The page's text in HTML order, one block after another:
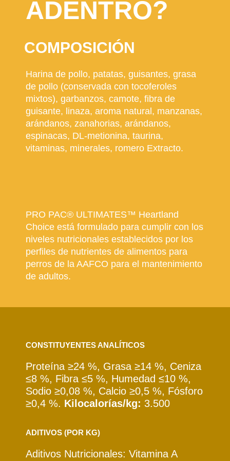
ADENTRO?
COMPOSICIÓN
Harina de pollo, patatas, guisantes, grasa
de pollo (conservada con tocoferoles
mixtos), garbanzos, camote, fibra de
guisante, linaza, aroma natural, manzanas,
arándanos, zanahorias, arándanos,
espinacas, DL-metionina, taurina,
vitaminas, minerales, romero Extracto.
PRO PAC® ULTIMATES™ Heartland
Choice está formulado para cumplir con los
niveles nutricionales establecidos por los
perfiles de nutrientes de alimentos para
perros de la AAFCO para el mantenimiento
de adultos.
CONSTITUYENTES ANALÍTICOS
Proteína ≥24 %, Grasa ≥14 %, Ceniza
≤8 %, Fibra ≤5 %, Humedad ≤10 %,
Sodio ≥0,08 %, Calcio ≥0,5 %, Fósforo
≥0,4 %. Kilocalorías/kg: 3.500
ADITIVOS (POR KG)
Aditivos Nutricionales: Vitamina A